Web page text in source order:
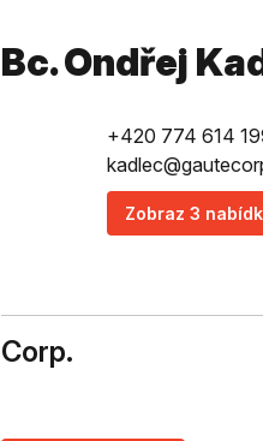
Bc. Ondřej
+420 774 614
Zobraz 3
Corp.